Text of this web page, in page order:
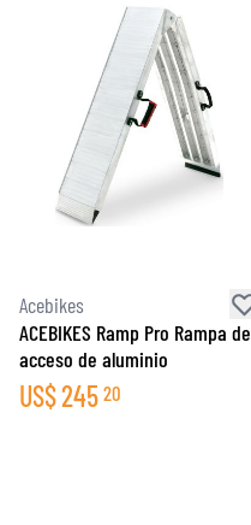
Acebikes
ACEBIKES Ramp Pro Rampa de
acceso de aluminio
US$245 20